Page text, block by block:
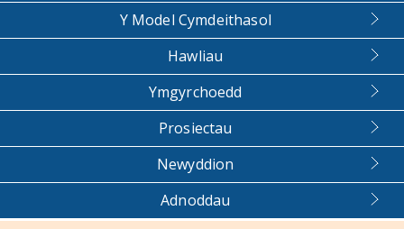
Y Model Cymdeithasol
Hawliau
Ymgyrchoedd
Prosiectau
Newyddion
Adnoddau